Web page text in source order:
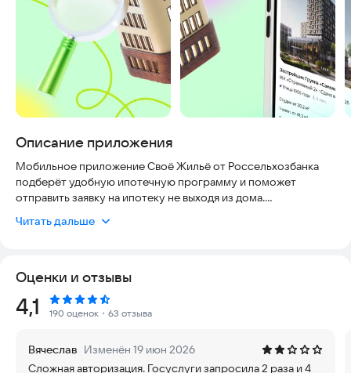
Описание приложения
Мобильное приложение Своё Жильё от Россельхозбанка
подберёт удобную ипотечную программу и поможет
отправить заявку на ипотеку не выходя из дома.
Приложение ориентировано на то, чтобы вы могли
личные встречи до одной – для подписания договора, а всё
остальное, вплоть до подачи заявки и отслеживания её
статуса, можно сделать, имея под рукой телефон.
- список ипотечных программ и их подробное описание
- расчёт на калькуляторе ежемесячной суммы и срока
Читать дальше
Оценки и отзывы
Рейтинг:
4,1 190 оценок ・63 отзыва
Вячеслав Изменён 19 июн 2026
Сложная авторизация. Госуслуги запросила 2 раза и 4